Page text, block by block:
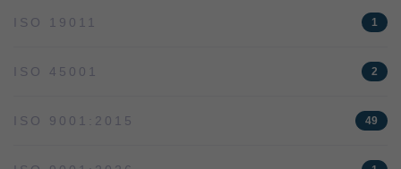
ISO 19011 1
ISO 45001 2
ISO 9001:2015 49